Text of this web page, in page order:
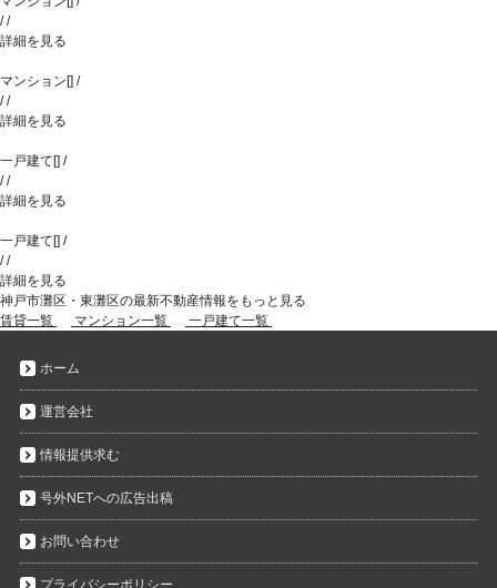
//
詳細を見る
マンション[] /
//
詳細を見る
一戸建て[] /
//
詳細を見る
一戸建て[] /
//
詳細を見る
神戸市灘区・東灘区の最新不動産情報をもっと見る
賃貸一覧
マンション一覧 一戸建て一覧
ホーム
運営会社
情報提供求む
号外NETへの広告出稿
お問い合わせ
プライバシーポリシー